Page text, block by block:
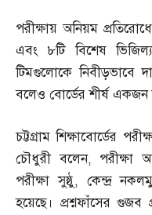
পরীক্ষায় অনিয়ম
এবং ৮টি বিশেষ
টিমগুলোকে নিবীড়ভাবে
বলেও বোর্ডের শীর্ষ একজন
চট্টগ্রাম শিক্ষাবোর্ডের
চৌধুরী বলেন, পরীক্ষা
পরীক্ষা সুষ্ঠু,কেন্দ্র
হয়েছে। প্রশ্নফাঁসের গুজব